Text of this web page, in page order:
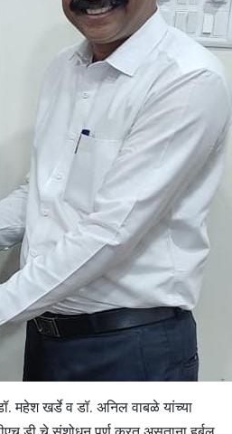
महेश खर्डे व डॉ. अनिल वाबळे यांच्या